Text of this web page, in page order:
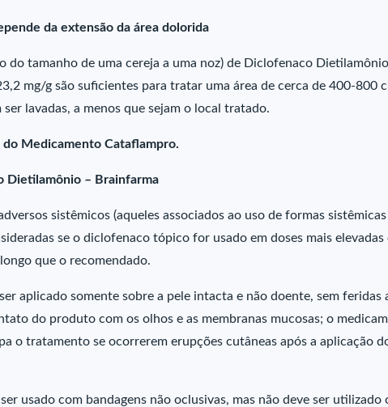
da extensão da área dolorida
do tamanho de uma cereja a uma noz) de Diclofenaco Dietilamônio
mg/g são suficientes para tratar uma área de cerca de 400-800
ser lavadas, a menos que sejam o local tratado.
do Medicamento Cataflampro.
Dietilamônio – Brainfarma
sistêmicos (aqueles associados ao uso de formas
se o diclofenaco tópico for usado em doses mais elevadas
que o recomendado.
aplicado somente sobre a pele intacta e não doente, sem feridas
do produto com os olhos e as membranas mucosas; o
o tratamento se ocorrerem erupções cutâneas após a aplicação
usado com bandagens não oclusivas, mas não deve ser utilizado